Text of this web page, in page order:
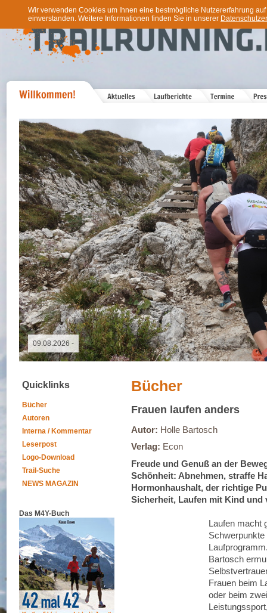
Wir verwenden Cookies um Ihnen eine bestmögliche Nutzererfahrung
einverstanden. Weitere Informationen finden Sie in unserer
09.05.2026 - GutsMuths-Rennsteiglauf
Quicklinks
Bücher
Autoren
Interna / Kommentar
Leserpost
Logo-Download
Trail-Suche
NEWS MAGAZIN
Das M4Y-Buch
Bücher
Frauen laufen anders
Autor: Holle Bartosch
Verlag: Econ
Freude und Genuß an der
Schönheit: Abnehmen, straffe
Hormonhaushalt, der richtige
Sicherheit, Laufen mit Kind und
Laufen macht
Bartosch
Frauen beim
oder beim